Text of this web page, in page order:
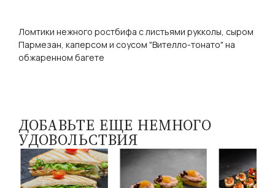
Ломтики нежного ростбифа с листьями рукколы, сыром
Пармезан, каперсом и соусом "Вителло-тонато" на
обжаренном багете
ДОБАВЬТЕ ЕЩЕ НЕМНОГО
УДОВОЛЬСТВИЯ